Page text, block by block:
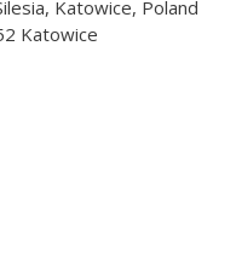
Katowice, Poland
Katowice